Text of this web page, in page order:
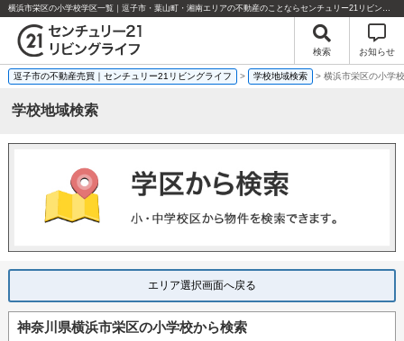
横浜市栄区の小学校学区一覧｜逗子市・葉山町・湘南エリアの不動産のことならセンチュリー21リビングライフにお任せください！%
検索 お知らせ
逗子市の不動産売買｜センチュリー21リビングライフ > 学校地域検索 > 横浜市栄区の小学
学校地域検索
エリア選択画面へ戻る
神奈川県横浜市栄区の小学校から検索